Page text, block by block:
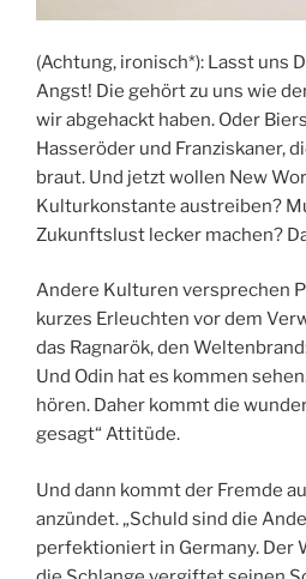
(Achtung, ironisch*): Lasst uns
Angst! Die gehört zu uns wie
wir abgehackt haben. Oder
Hasseröder und Franziskaner,
braut. Und jetzt wollen New
Kulturkonstante austreiben?
Zukunftslust lecker machen?
Andere Kulturen versprechen
kurzes Erleuchten vor dem
das Ragnarök, den
Und Odin hat es kommen
hören. Daher kommt die
gesagt“ Attitüde.
Und dann kommt der Fremde
anzündet. „Schuld sind die
perfektioniert in Germany. Der